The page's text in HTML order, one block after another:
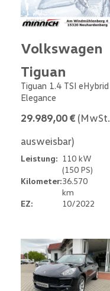
Volkswagen
Tiguan
Tiguan 1.4 TSI eHybrid
Elegance
29.989,00 € (MwSt.
ausweisbar)
Leistung: 110 kW
(150 PS)
Kilometer:36.570
km
EZ:
10/2022